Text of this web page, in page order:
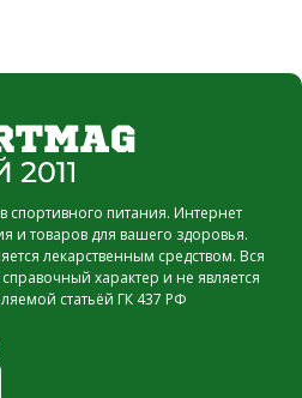
спортивного питания. Интернет
и товаров для вашего здоровья.
лекарственным средством. Вся
характер и не является
статьёй ГК 437 РФ